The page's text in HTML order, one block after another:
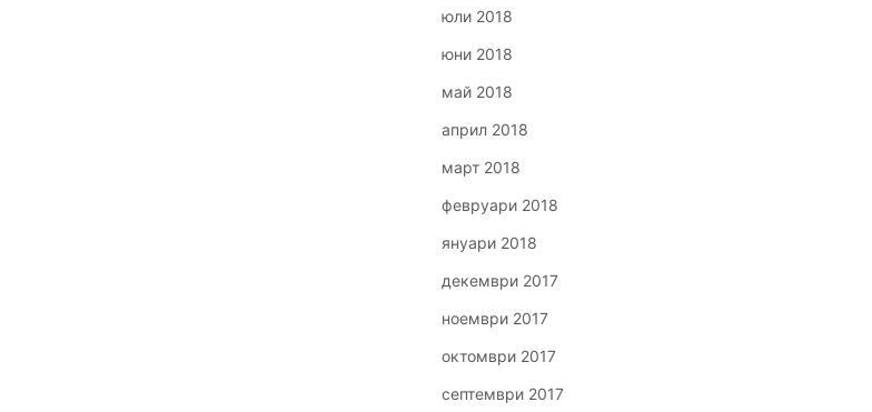
юли 2018
юни 2018
май 2018
април 2018
март 2018
февруари 2018
януари 2018
декември 2017
ноември 2017
октомври 2017
септември 2017